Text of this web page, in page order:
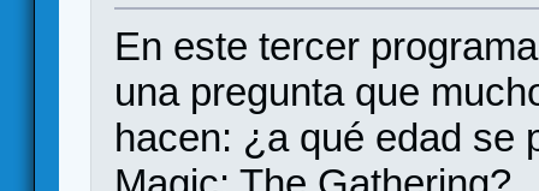
En este tercer
una pregunta que
hacen: ¿a qué edad se